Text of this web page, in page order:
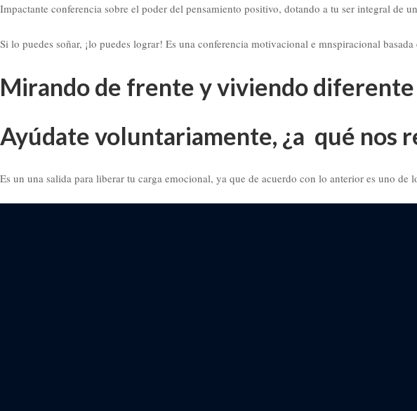
Impactante conferencia sobre el poder del pensamiento positivo, dotando a tu ser integral
Si lo puedes soñar, ¡lo puedes lograr! Es una conferencia motivacional e mnspiracional
Mirando de frente y viviendo diferente
Ayúdate voluntariamente, ¿a qué nos
Es un una salida para liberar tu carga emocional, ya que de acuerdo con lo anterior es uno